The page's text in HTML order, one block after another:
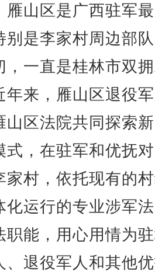
山区是广西驻军
别是李家村周边部
，一直是桂林市双
年来，雁山区退役
山区法院共同探索
式，在驻军和优抚
家村，依托现有的
化运行的专业涉军
职能，用心用情为
、退役军人和其他